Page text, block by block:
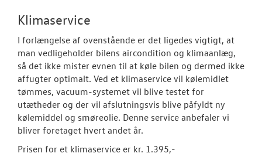
Klimarens
Service 5+ til
Klimaservice
I forlængelse af ovenstående er det ligedes vigtigt, at
man vedligeholder bilens aircondition og klimaanlæg,
så det ikke mister evnen til at køle bilen og dermed ikke
affugter optimalt. Ved et klimaservice vil kølemidlet
tømmes, vacuum-systemet vil blive testet for
utætheder og der vil afslutningsvis blive påfyldt ny
kølemiddel og smøreolie. Denne service anbefaler vi
bliver foretaget hvert andet år.
Prisen for et klimaservice er kr. 1.395,-